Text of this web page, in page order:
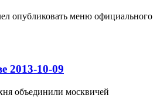
опубликовать меню официального
2013-10-09
объединили москвичей